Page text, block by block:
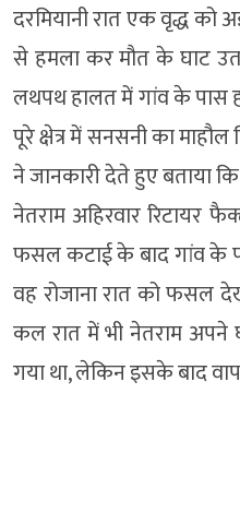
दरमियानी रात एक वृद्ध को
से हमला कर मौत के घाट
लथपथ हालत में गांव के पास
पूरे क्षेत्र में सनसनी का माहौल
ने जानकारी देते हुए बताया कि
नेतराम अहिरवार रिटायर
फसल कटाई के बाद गांव के
वह रोजाना रात को फसल
कल रात में भी नेतराम अपने
गया था, लेकिन इसके बाद